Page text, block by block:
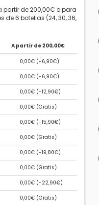
partir de 200,00€ o para
de 6 botellas (24, 30, 36,
A partir de 200,00€
0,00€ (-6,90€)
0,00€ (-6,90€)
0,00€ (-12,90€)
0,00€ (Gratis)
0,00€ (-15,90€)
0,00€ (Gratis)
0,00€ (-19,80€)
0,00€ (Gratis)
0,00€ (-22,90€)
0,00€ (Gratis)